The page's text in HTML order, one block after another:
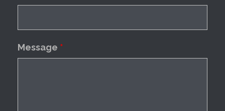
Message *